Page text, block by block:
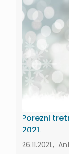
Porezni
2021.
26.11.2021.,